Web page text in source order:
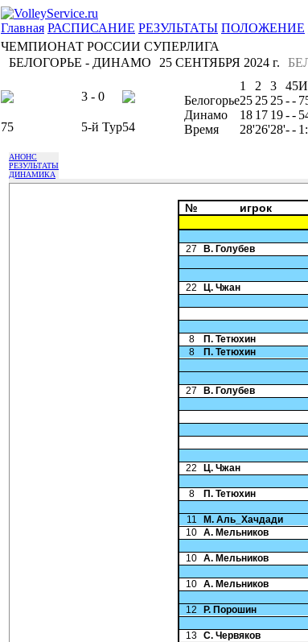
Главная РАСПИСАНИЕ РЕЗУЛЬТАТЫ ПОЛОЖЕНИЕ
ЧЕМПИОНАТ РОССИИ СУПЕРЛИГА
БЕЛОГОРЬЕ - ДИНАМО
25 СЕНТЯБРЯ 2024 г.
3 - 0
75 5-й Тур54
1 2 3 45И
Белогорье25 25 25--
Динамо
18 17 19--
Время
28'26'28'--
АНОНС
РЕЗУЛЬТАТЫ
ДИНАМИКА
№ игрок
27
В. Голубев
22
Ц. Чжан
8
П. Тетюхин
8
П. Тетюхин
27
В. Голубев
22
Ц. Чжан
8
П. Тетюхин
11
М. Аль_Хачдади
10 А. Мельников
10 А. Мельников
10 А. Мельников
12
Р. Порошин
13 С. Червяков